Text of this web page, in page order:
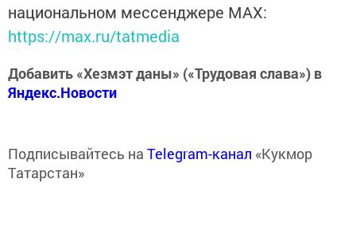
национальном мессенджере MАХ:
https://max.ru/tatmedia
Добавить «Хезмэт даны» («Трудовая слава») в
Яндекс.Новости
Подписывайтесь на Telegram-канал «Кукмор
Татарстан»